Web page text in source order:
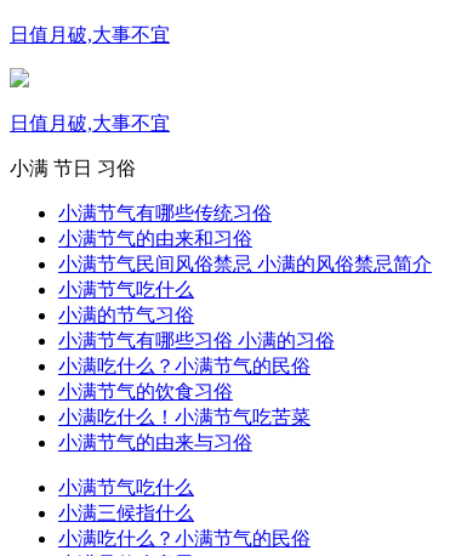
日值月破,大事不宜
日值月破,大事不宜
小满 节日 习俗
小满节气有哪些传统习俗
小满节气的由来和习俗
小满节气民间风俗禁忌 小满的风俗禁忌简介
小满节气吃什么
小满的节气习俗
小满节气有哪些习俗 小满的习俗
小满吃什么？小满节气的民俗
小满节气的饮食习俗
小满吃什么！小满节气吃苦菜
小满节气的由来与习俗
小满节气吃什么
小满三候指什么
小满吃什么？小满节气的民俗